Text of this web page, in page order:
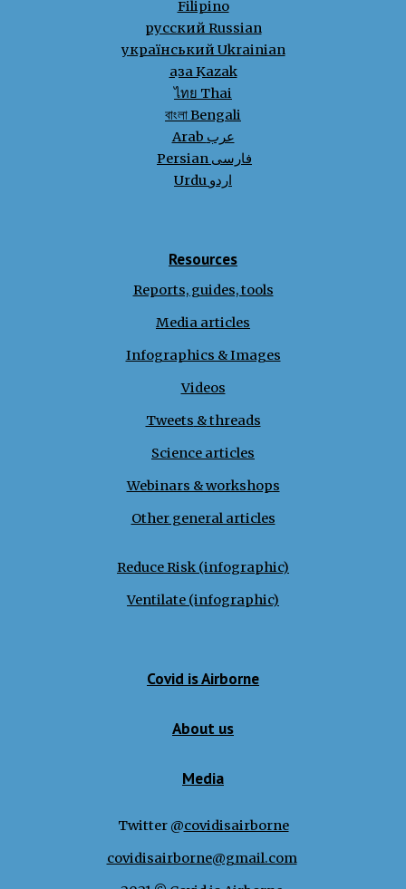
Filipino
русский Russian
український Ukrainian
қазақ Kazak
ไทย Thai
বাংলা Bengali
Arab عرب
Persian فارسی
Urdu اردو
Resources
Reports, guides, tools
Media articles
Infographics & Images
Videos
Tweets &threads
Science articles
Webinars & workshops
Other general articles
Reduce Risk (infographic)
Ventilate (infographic)
Covid is Airborne
About us
Media
Twitter @covidisairborne
covidisairborne@gmail.com